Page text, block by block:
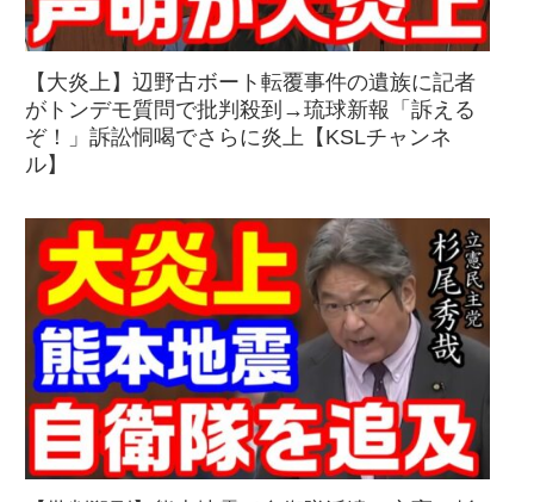
【大炎上】辺野古ボート転覆事件の遺族に記者
がトンデモ質問で批判殺到→琉球新報「訴える
ぞ！」訴訟恫喝でさらに炎上【KSLチャンネ
ル】